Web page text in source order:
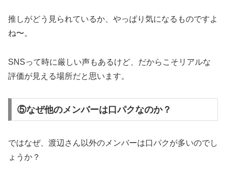
推しがどう見られているか、やっぱり気になるものですよ
ね〜。
SNSって時に厳しい声もあるけど、だからこそリアルな
評価が見える場所だと思います。
⑤なぜ他のメンバーは口パクなのか？
ではなぜ、渡辺さん以外のメンバーは口パクが多いのでし
ょうか？